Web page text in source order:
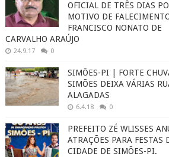
OFICIAL DE TRÊS DIAS
MOTIVO DE
FRANCISCO NONATO DE
CARVALHO ARAÚJO
24.9.17 0
SIMÕES-PI | FORTE
SIMÕES DEIXA VÁRIAS
ALAGADAS
6.4.18 0
PREFEITO ZÉ WLISSES
ATRAÇÕES PARA FESTAS
CIDADE DE SIMÕES-PI.